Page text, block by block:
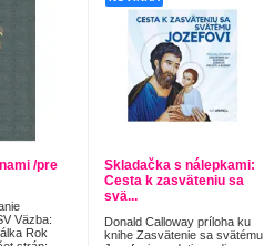
/pre
Väzba:
Rok
Skladačka s nálepkami:
Cesta k zasväteniu sa
svä...
Donald Calloway príloha ku
knihe Zasvätenie sa svätému